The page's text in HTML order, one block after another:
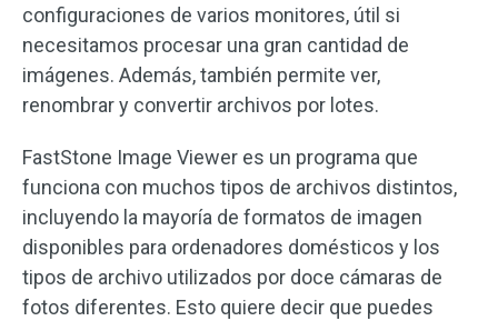
configuraciones de varios monitores, útil si
necesitamos procesar una gran cantidad de
imágenes. Además, también permite ver,
renombrar y convertir archivos por lotes.
FastStone Image Viewer es un programa que
funciona con muchos tipos de archivos distintos,
incluyendo la mayoría de formatos de imagen
disponibles para ordenadores domésticos y los
tipos de archivo utilizados por doce cámaras de
fotos diferentes. Esto quiere decir que puedes